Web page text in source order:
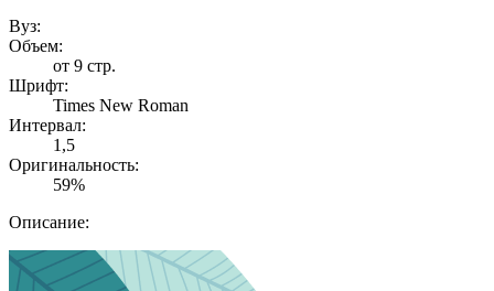
Вуз:
Объем:
от 9 стр.
Шрифт:
Times New Roman
Интервал:
1,5
Оригинальность:
59%
Описание: